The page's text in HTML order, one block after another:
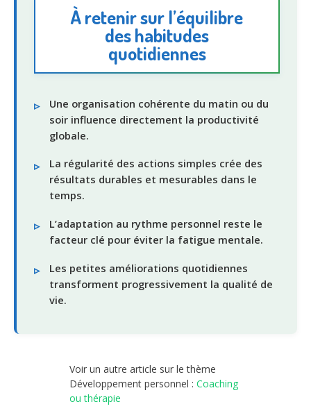
À retenir sur l’équilibre
des habitudes
quotidiennes
Une organisation cohérente du matin ou du
soir influence directement la productivité
globale.
La régularité des actions simples crée des
résultats durables et mesurables dans le
temps.
L’adaptation au rythme personnel reste le
facteur clé pour éviter la fatigue mentale.
Les petites améliorations quotidiennes
transforment progressivement la qualité de
vie.
Voir un autre article sur le thème
Développement personnel : Coaching
ou thérapie